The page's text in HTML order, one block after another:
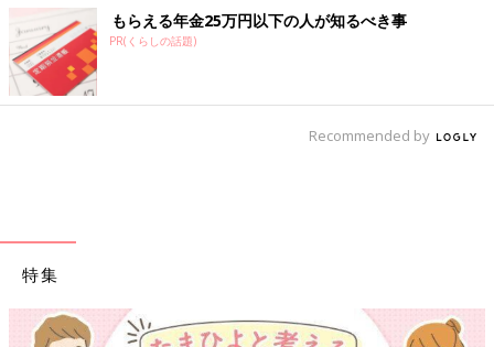
もらえる年金25万円以下の人が知るべき事
PR(くらしの話題)
Recommended by
特集
【ワクチン接種できるものも】妊婦の感染症対策、知っておいて！